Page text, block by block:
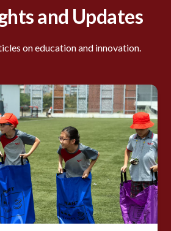
and Updates
on education and innovation.